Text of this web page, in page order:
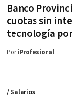
Banco
cuotas sin
tecnología
PoriProfesional
/ Salarios